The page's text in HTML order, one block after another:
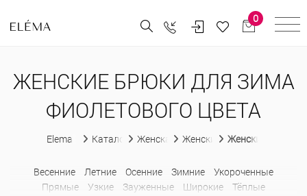
0
ЖЕНСКИЕ БРЮКИ ДЛЯ ЗИМА
ФИОЛЕТОВОГО ЦВЕТА
Elema Каталог Женская одеждаЖенские брюкиЖенские брюки
Весенние Летние Осенние Зимние
Укороченные
Прямые
Узкие Зауженные Широкие
Тёплые